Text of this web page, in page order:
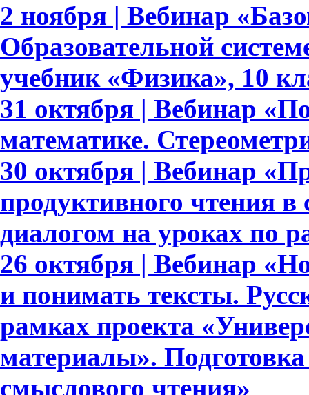
2 ноября | Вебинар
Образовательной
учебник «Физика», 10
31 октября | Вебинар
математике.
30 октября | Вебинар
продуктивного чтения
диалогом на уроках по
26 октября | Вебинар
и понимать тексты.
рамках проекта
материалы».
смыслового чтения»